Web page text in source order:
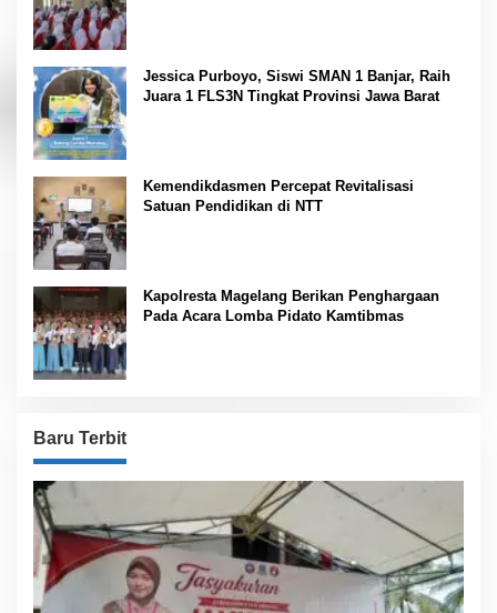
Jessica Purboyo, Siswi SMAN 1 Banjar, Raih
Juara 1 FLS3N Tingkat Provinsi Jawa Barat
Kemendikdasmen Percepat Revitalisasi
Satuan Pendidikan di NTT
Kapolresta Magelang Berikan Penghargaan
Pada Acara Lomba Pidato Kamtibmas
Baru Terbit